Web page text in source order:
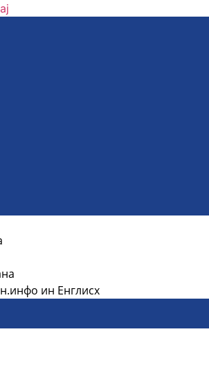
ин Енглисх